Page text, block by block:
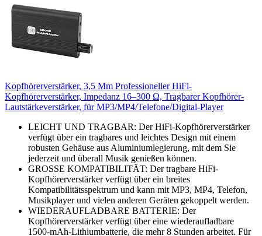
Kopfhörerverstärker, 3,5 Mm Professioneller HiFi-
Kopfhörerverstärker, Impedanz 16–300 Ω, Tragbarer Kopfhörer-
Lautstärkeverstärker, für MP3/MP4/Telefone/Digital-Player
LEICHT UND TRAGBAR: Der HiFi-Kopfhörerverstärker
verfügt über ein tragbares und leichtes Design mit einem
robusten Gehäuse aus Aluminiumlegierung, mit dem Sie
jederzeit und überall Musik genießen können.
GROSSE KOMPATIBILITÄT: Der tragbare HiFi-
Kopfhörerverstärker verfügt über ein breites
Kompatibilitätsspektrum und kann mit MP3, MP4, Telefon,
Musikplayer und vielen anderen Geräten gekoppelt werden.
WIEDERAUFLADBARE BATTERIE: Der
Kopfhörerverstärker verfügt über eine wiederaufladbare
1500-mAh-Lithiumbatterie, die mehr 8 Stunden arbeitet. Für